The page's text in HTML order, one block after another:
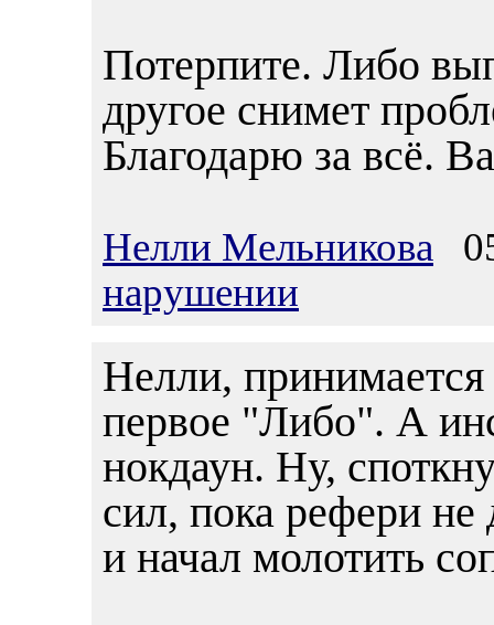
Потерпите. Либо
другое снимет
Благодарю за всё.
Нелли Мельникова
нарушении
Нелли,
первое "Либо". А
нокдаун. Ну,
сил, пока рефери не
и начал молотить